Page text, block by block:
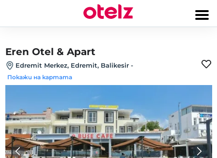
Eren Otel & Apart
Edremit Merkez, Edremit, Balikesir -
Покажи на картата